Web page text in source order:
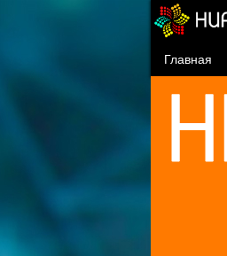
Главная